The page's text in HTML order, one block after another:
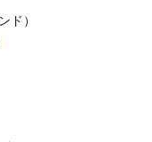
ド）